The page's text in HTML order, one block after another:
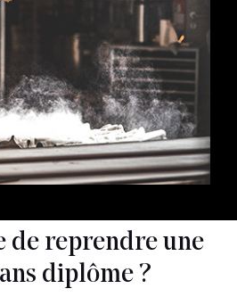
de reprendre une
diplôme ?